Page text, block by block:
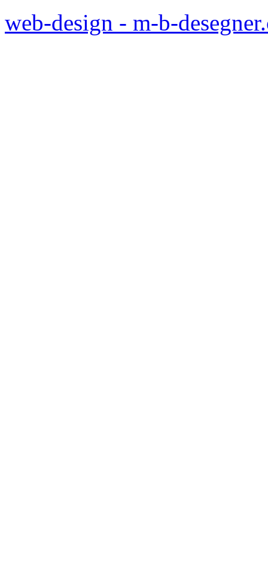
web-design - m-b-